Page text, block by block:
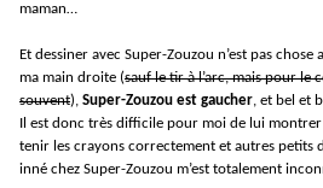
maman…
Et dessiner avec Super-Zouzou n’est pas
ma main droite (sauf le tir à l’arc, mais pour le
souvent), Super-Zouzou est gaucher, et bel et
Il est donc très difficile pour moi de lui
tenir les crayons correctement et autres petits
inné chez Super-Zouzou m’est totalement